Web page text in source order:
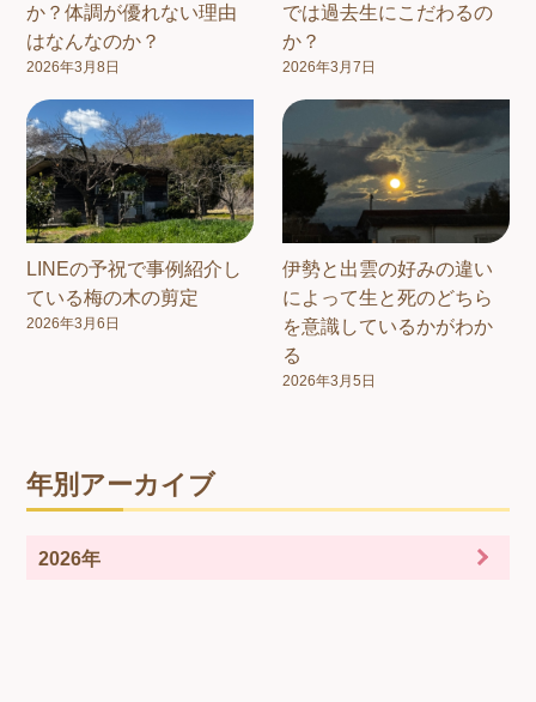
か？体調が優れない理由
はなんなのか？
2026年3月8日
では過去生にこだわるの
か？
2026年3月7日
LINEの予祝で事例紹介し
ている梅の木の剪定
2026年3月6日
伊勢と出雲の好みの違い
によって生と死のどちら
を意識しているかがわか
る
2026年3月5日
年別アーカイブ
2026年